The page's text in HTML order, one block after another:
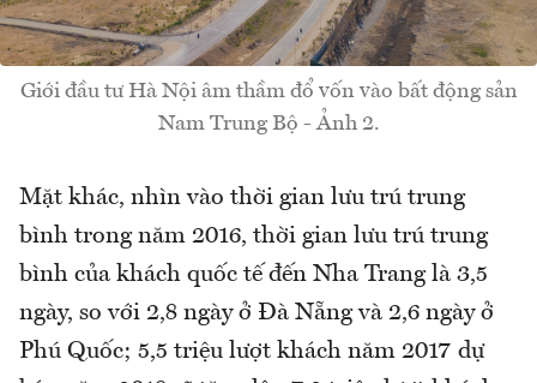
Giới đầu tư Hà Nội âm thầm đổ vốn vào bất động sản
Nam Trung Bộ - Ảnh 2.
Mặt khác, nhìn vào thời gian lưu trú trung
bình trong năm 2016, thời gian lưu trú trung
bình của khách quốc tế đến Nha Trang là 3,5
ngày, so với 2,8 ngày ở Đà Nẵng và 2,6 ngày ở
Phú Quốc; 5,5 triệu lượt khách năm 2017 dự